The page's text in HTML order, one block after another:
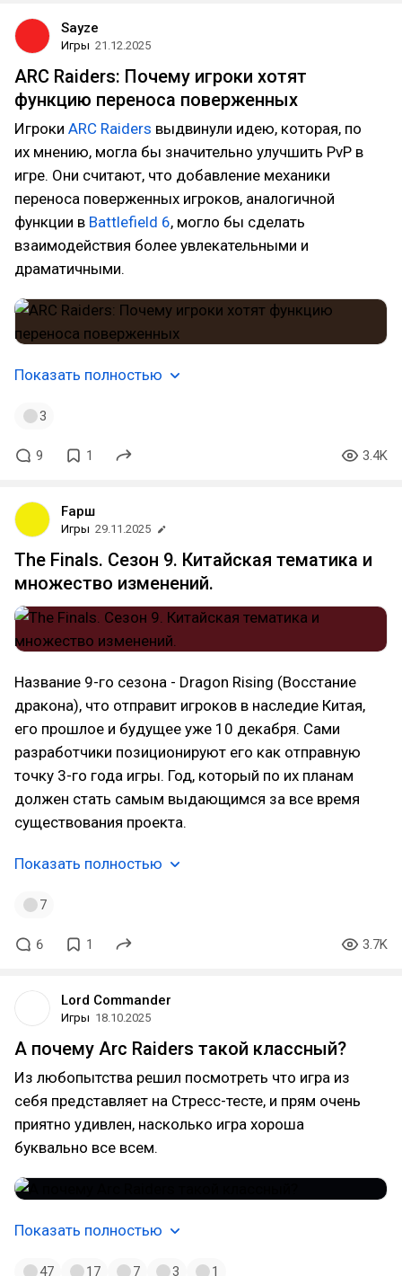
Sayze
Игры 21.12.2025
ARC Raiders: Почему игроки хотят
функцию переноса поверженных
Игроки ARC Raiders выдвинули идею, которая, по
их мнению, могла бы значительно улучшить PvP в
игре. Они считают, что добавление механики
переноса поверженных игроков, аналогичной
функции в Battlefield 6, могло бы сделать
взаимодействия более увлекательными и
драматичными.
Показать полностью
3
9 1 3.4K
Fарш
Игры 29.11.2025
The Finals. Сезон 9. Китайская тематика и
множество изменений.
Название 9-го сезона - Dragon Rising (Восстание
дракона), что отправит игроков в наследие Китая,
его прошлое и будущее уже 10 декабря. Сами
разработчики позиционируют его как отправную
точку 3-го года игры. Год, который по их планам
должен стать самым выдающимся за все время
существования проекта.
Показать полностью
7
6 1 3.7K
Lord Commander
Игры 18.10.2025
А почему Arc Raiders такой классный?
Из любопытства решил посмотреть что игра из
себя представляет на Стресс-тесте, и прям очень
приятно удивлен, насколько игра хороша
буквально все всем.
Показать полностью
47 17 7 3 1